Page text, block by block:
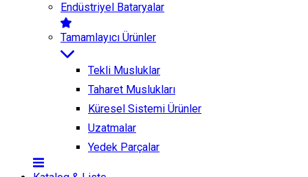
Endüstriyel Bataryalar
Tamamlayıcı Ürünler
Tekli Musluklar
Taharet Muslukları
Küresel Sistemi Ürünler
Uzatmalar
Yedek Parçalar